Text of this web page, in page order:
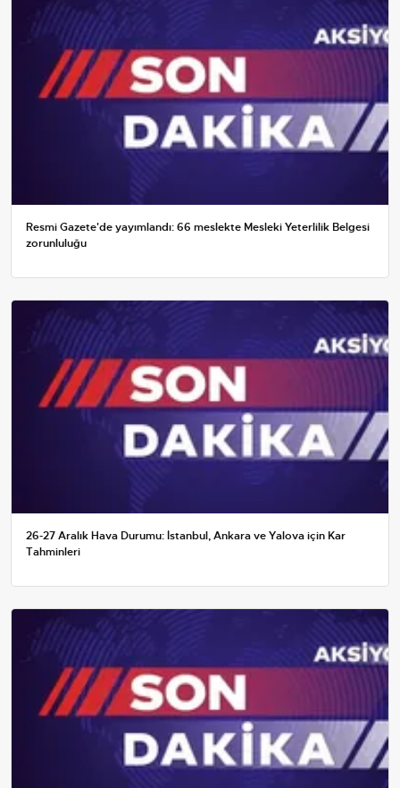
Resmi Gazete'de yayımlandı: 66 meslekte Mesleki Yeterlilik Belgesi
zorunluluğu
26-27 Aralık Hava Durumu: İstanbul, Ankara ve Yalova için Kar
Tahminleri